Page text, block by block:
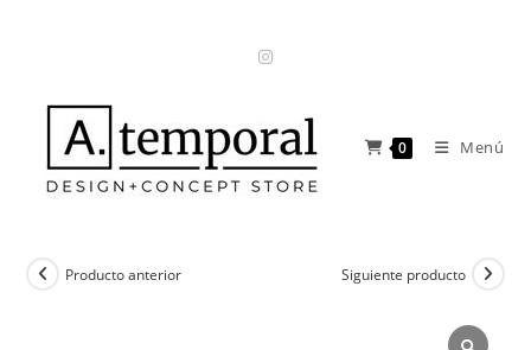
0 Menú
Producto anterior Siguiente producto